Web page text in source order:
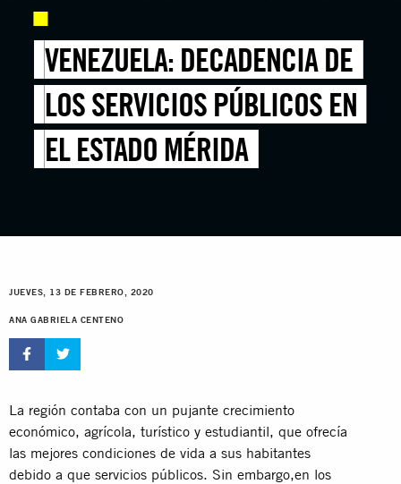
VENEZUELA: DECADENCIA DE
LOS SERVICIOS PÚBLICOS EN
EL ESTADO MÉRIDA
JUEVES, 13 DE FEBRERO, 2020
ANA GABRIELA CENTENO
La región contaba con un pujante crecimiento
económico, agrícola, turístico y estudiantil, que ofrecía
las mejores condiciones de vida a sus habitantes
debido a que servicios públicos. Sin embargo,en los